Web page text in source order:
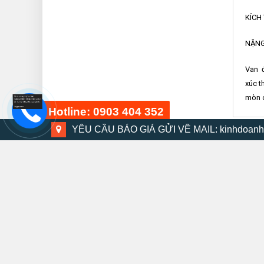
KÍCH
Van
xúc
mòn
YÊU CẦU BÁO GIÁ GỬI VỀ MAIL:
Hotline: 0903 404 352